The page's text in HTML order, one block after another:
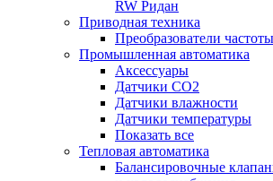
RW Ридан
Приводная техника
Преобразователи
Промышленная автоматика
Аксессуары
Датчики CO2
Датчики влажности
Датчики температуры
Показать все
Тепловая автоматика
Балансировочные